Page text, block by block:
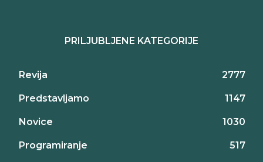
PRILJUBLJENE KATEGORIJE
Revija 2777
Predstavljamo 1147
Novice 1030
Programiranje 517